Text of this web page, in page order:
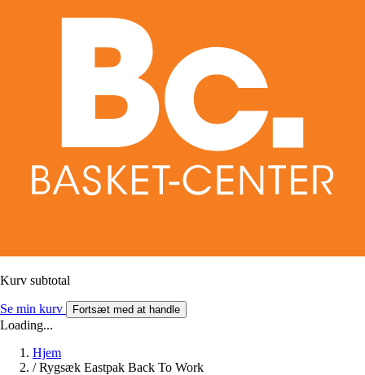
Kurv subtotal
Se min kurv Fortsæt med at handle
Loading...
Hjem
/ Rygsæk Eastpak Back To Work